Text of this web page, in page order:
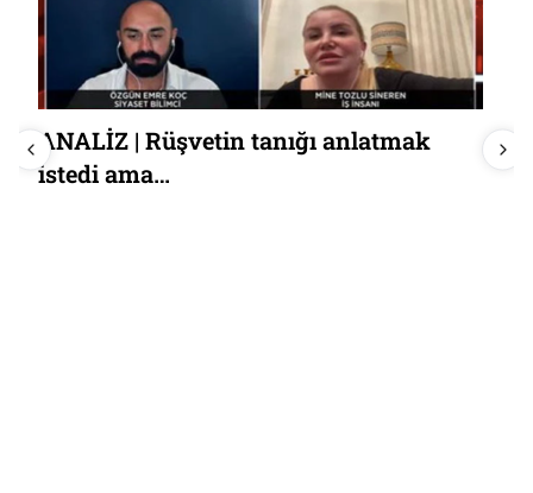
ANALİZ | Rüşvetin tanığı anlatmak
istedi ama…